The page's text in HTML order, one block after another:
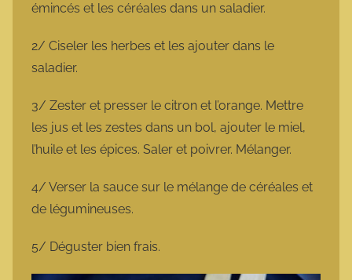
émincés et les céréales dans un saladier.
2/ Ciseler les herbes et les ajouter dans le
saladier.
3/ Zester et presser le citron et l’orange. Mettre
les jus et les zestes dans un bol, ajouter le miel,
l’huile et les épices. Saler et poivrer. Mélanger.
4/ Verser la sauce sur le mélange de céréales et
de légumineuses.
5/ Déguster bien frais.